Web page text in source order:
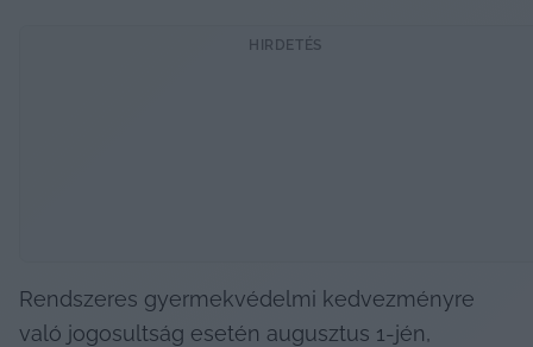
HIRDETÉS
Rendszeres gyermekvédelmi kedvezményre
való jogosultság esetén augusztus 1-jén,